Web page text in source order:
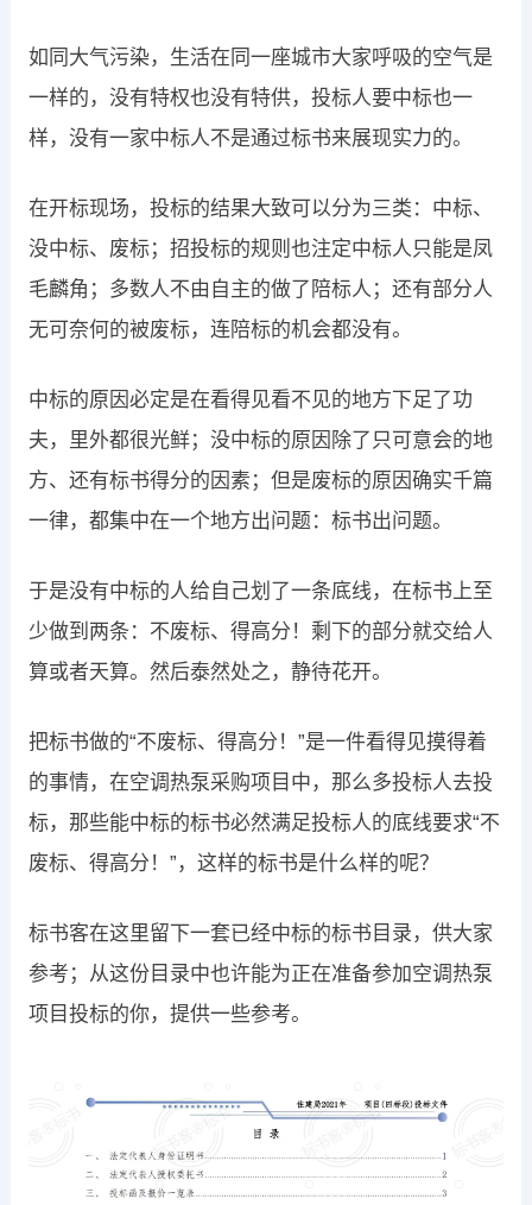
如同大气污染，生活在同一座城市大家呼吸的空气是
一样的，没有特权也没有特供，投标人要中标也一
样，没有一家中标人不是通过标书来展现实力的。
在开标现场，投标的结果大致可以分为三类：中标、
没中标、废标；招投标的规则也注定中标人只能是凤
毛麟角；多数人不由自主的做了陪标人；还有部分人
无可奈何的被废标，连陪标的机会都没有。
中标的原因必定是在看得见看不见的地方下足了功
夫，里外都很光鲜；没中标的原因除了只可意会的地
方、还有标书得分的因素；但是废标的原因确实千篇
一律，都集中在一个地方出问题：标书出问题。
于是没有中标的人给自己划了一条底线，在标书上至
少做到两条：不废标、得高分！剩下的部分就交给人
算或者天算。然后泰然处之，静待花开。
把标书做的“不废标、得高分！”是一件看得见摸得着
的事情，在空调热泵采购项目中，那么多投标人去投
标，那些能中标的标书必然满足投标人的底线要求“不
废标、得高分！”，这样的标书是什么样的呢？
标书客在这里留下一套已经中标的标书目录，供大家
参考；从这份目录中也许能为正在准备参加空调热泵
项目投标的你，提供一些参考。